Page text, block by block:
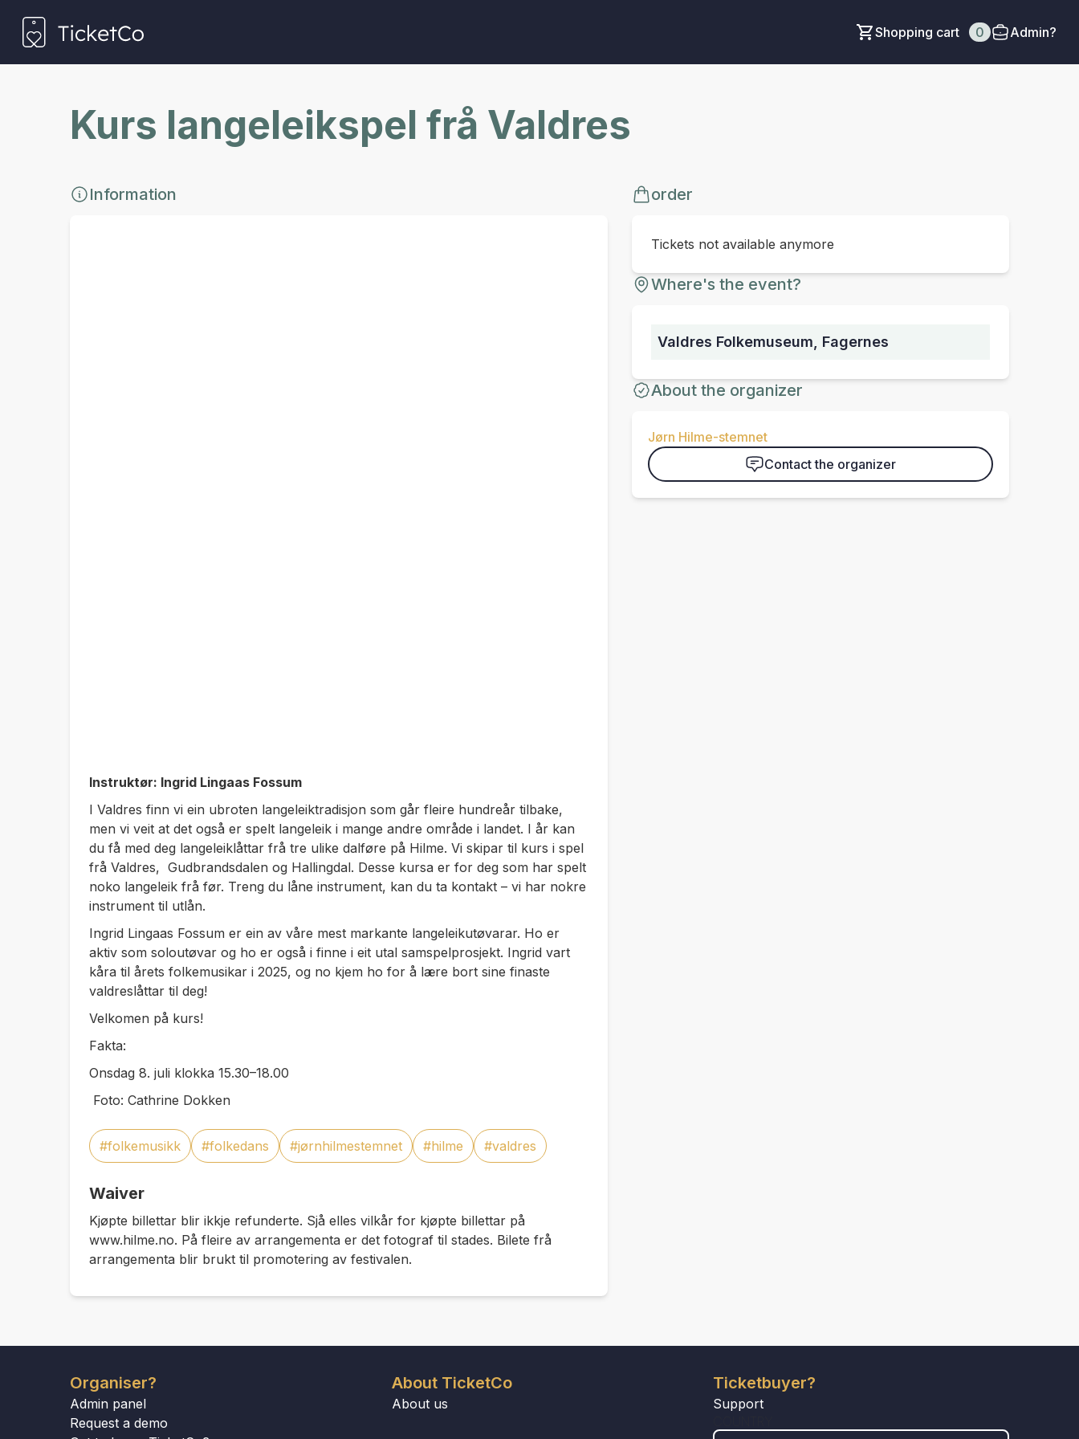
Shopping cart 0 Admin?
Kurs langeleikspel frå Valdres
Information
Instruktør: Ingrid Lingaas Fossum
I Valdres finn vi ein ubroten langeleiktradisjon som går fleire hundreår tilbake,
men vi veit at det også er spelt langeleik i mange andre område i landet. I år kan
du få med deg langeleiklåttar frå tre ulike dalføre på Hilme. Vi skipar til kurs i spel
frå Valdres, Gudbrandsdalen og Hallingdal. Desse kursa er for deg som har spelt
noko langeleik frå før. Treng du låne instrument, kan du ta kontakt – vi har nokre
instrument til utlån.
Ingrid Lingaas Fossum er ein av våre mest markante langeleikutøvarar. Ho er
aktiv som soloutøvar og ho er også i finne i eit utal samspelprosjekt. Ingrid vart
kåra til årets folkemusikar i 2025, og no kjem ho for å lære bort sine finaste
valdreslåttar til deg!
Velkomen på kurs!
Fakta:
Onsdag 8. juli klokka 15.30–18.00
Foto: Cathrine Dokken
#folkemusikk #folkedans #jørnhilmestemnet #hilme #valdres
Waiver
Kjøpte billettar blir ikkje refunderte. Sjå elles vilkår for kjøpte billettar på
www.hilme.no. På fleire av arrangementa er det fotograf til stades. Bilete frå
arrangementa blir brukt til promotering av festivalen.
order
Tickets not available anymore
Where's the event?
Valdres Folkemuseum, Fagernes
About the organizer
Jørn Hilme-stemnet
Contact the organizer
Organiser?
Admin panel
Request a demo
About TicketCo
About us
Ticketbuyer?
Support